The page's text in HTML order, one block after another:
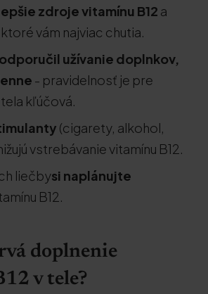
zdroje vitamínu B12 a
vám najviac chutia.
užívanie doplnkov,
- pravidelnosť je pre
kľúčová.
(cigarety, alkohol,
vstrebávanie vitamínu B12.
liečbysi naplánujte
B12.
doplnenie
v tele?